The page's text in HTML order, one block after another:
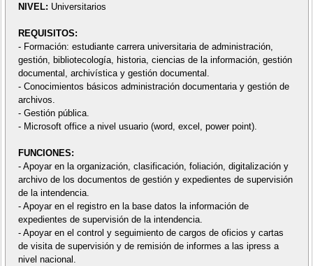
NIVEL: Universitarios
REQUISITOS:
- Formación: estudiante carrera universitaria de administración,
gestión, bibliotecología, historia, ciencias de la información, gestión
documental, archivística y gestión documental.
- Conocimientos básicos administración documentaria y gestión de
archivos.
- Gestión pública.
- Microsoft office a nivel usuario (word, excel, power point).
FUNCIONES:
- Apoyar en la organización, clasificación, foliación, digitalización y
archivo de los documentos de gestión y expedientes de supervisión
de la intendencia.
- Apoyar en el registro en la base datos la información de
expedientes de supervisión de la intendencia.
- Apoyar en el control y seguimiento de cargos de oficios y cartas
de visita de supervisión y de remisión de informes a las ipress a
nivel nacional.